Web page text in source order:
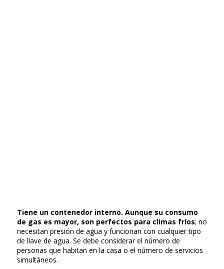
Tiene un contenedor interno. Aunque su consumo
de gas es mayor, son perfectos para climas fríos; no
necesitan presión de agua y funcionan con cualquier tipo
de llave de agua. Se debe considerar el número de
personas que habitan en la casa o el número de servicios
simultáneos.